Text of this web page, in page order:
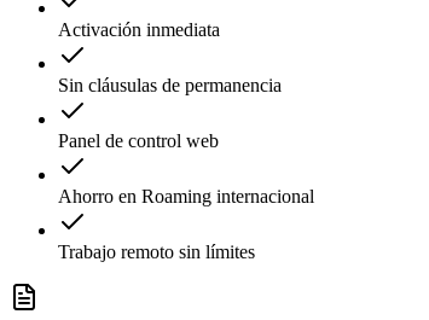
Activación inmediata
Sin cláusulas de permanencia
Panel de control web
Ahorro en Roaming internacional
Trabajo remoto sin límites